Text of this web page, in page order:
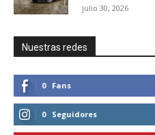
julio 30, 2026
Nuestras redes
0 Fans
0 Seguidores